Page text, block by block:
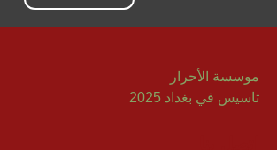
موسسة الأحرار
تاسيس في بغداد 2025